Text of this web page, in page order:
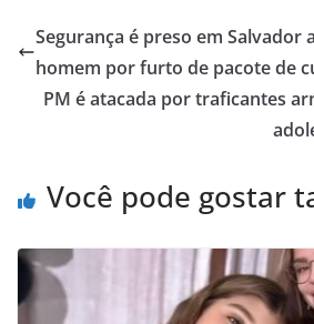
Segurança é preso em Salvador
homem por furto de pacote de
PM é atacada por traficantes
Você pode gostar